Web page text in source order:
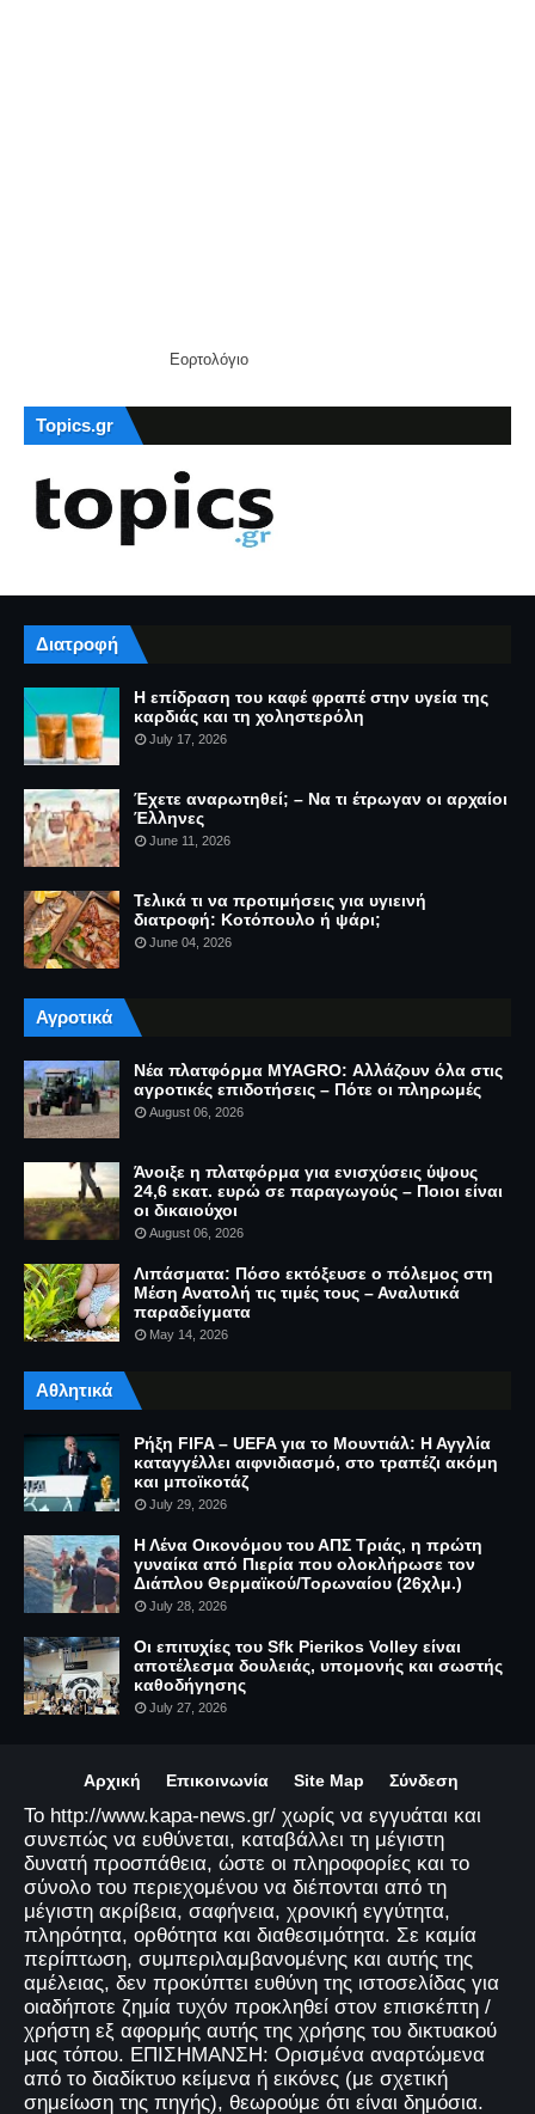
Εορτολόγιο
Topics.gr
Διατροφή
Η επίδραση του καφέ φραπέ στην υγεία της
καρδιάς και τη χοληστερόλη
July 17, 2026
Έχετε αναρωτηθεί; – Να τι έτρωγαν οι αρχαίοι
Έλληνες
June 11, 2026
Τελικά τι να προτιμήσεις για υγιεινή
διατροφή: Κοτόπουλο ή ψάρι;
June 04, 2026
Αγροτικά
Νέα πλατφόρμα MYAGRO: Αλλάζουν όλα στις
αγροτικές επιδοτήσεις – Πότε οι πληρωμές
August 06, 2026
Άνοιξε η πλατφόρμα για ενισχύσεις ύψους
24,6 εκατ. ευρώ σε παραγωγούς – Ποιοι είναι
οι δικαιούχοι
August 06, 2026
Λιπάσματα: Πόσο εκτόξευσε ο πόλεμος στη
Μέση Ανατολή τις τιμές τους – Αναλυτικά
παραδείγματα
May 14, 2026
Αθλητικά
Ρήξη FIFA – UEFA για το Μουντιάλ: Η Αγγλία
καταγγέλλει αιφνιδιασμό, στο τραπέζι ακόμη
και μποϊκοτάζ
July 29, 2026
Η Λένα Οικονόμου του ΑΠΣ Τριάς, η πρώτη
γυναίκα από Πιερία που ολοκλήρωσε τον
Διάπλου Θερμαϊκού/Τορωναίου (26χλμ.)
July 28, 2026
Οι επιτυχίες του Sfk Pierikos Volley είναι
αποτέλεσμα δουλειάς, υπομονής και σωστής
καθοδήγησης
July 27, 2026
Αρχική Επικοινωνία Site Map Σύνδεση
Το http://www.kapa-news.gr/ χωρίς να εγγυάται και
συνεπώς να ευθύνεται, καταβάλλει τη μέγιστη
δυνατή προσπάθεια, ώστε οι πληροφορίες και το
σύνολο του περιεχομένου να διέπονται από τη
μέγιστη ακρίβεια, σαφήνεια, χρονική εγγύτητα,
πληρότητα, ορθότητα και διαθεσιμότητα. Σε καμία
περίπτωση, συμπεριλαμβανομένης και αυτής της
αμέλειας, δεν προκύπτει ευθύνη της ιστοσελίδας για
οιαδήποτε ζημία τυχόν προκληθεί στον επισκέπτη /
χρήστη εξ αφορμής αυτής της χρήσης του δικτυακού
μας τόπου. ΕΠΙΣΗΜΑΝΣΗ: Ορισμένα αναρτώμενα
από το διαδίκτυο κείμενα ή εικόνες (με σχετική
σημείωση της πηγής), θεωρούμε ότι είναι δημόσια.